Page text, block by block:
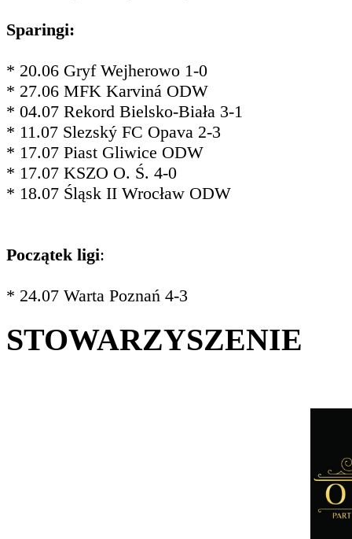
Sparingi:
* 20.06 Gryf Wejherowo 1-0
* 27.06 MFK Karviná ODW
* 04.07 Rekord Bielsko-Biała 3-1
* 11.07 Slezský FC Opava 2-3
* 17.07 Piast Gliwice ODW
* 17.07 KSZO O. Ś. 4-0
* 18.07 Śląsk II Wrocław ODW
Początek ligi:
* 24.07 Warta Poznań 4-3
STOWARZYSZENIE